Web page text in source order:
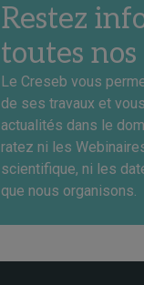
Restez
toutes
Le Creseb vous
de ses travaux et
actualités dans le
ratez ni les
scientifique, ni les
que nous organisons.